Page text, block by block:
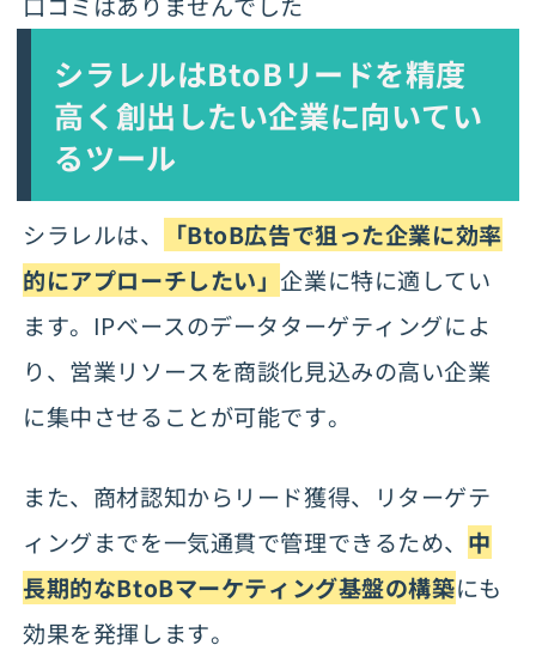
シラレルはBtoBリードを精度
高く創出したい企業に向いてい
るツール
シラレルは、
「BtoB広告で狙った企業に効率
的にアプローチしたい」 企業に特に適してい
ます。IPベースのデータターゲティングによ
り、営業リソースを商談化見込みの高い企業
に集中させることが可能です。
また、商材認知からリード獲得、リターゲテ
ィングまでを一気通貫で管理できるため、 中
長期的なBtoBマーケティング基盤の構築にも
効果を発揮します。